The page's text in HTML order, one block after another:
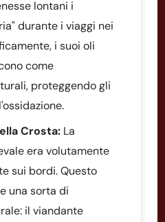
lontani i
durante i viaggi nei
i suoi oli
come
proteggendo gli
Crosta: La
era volutamente
sui bordi. Questo
una sorta di
il viandante